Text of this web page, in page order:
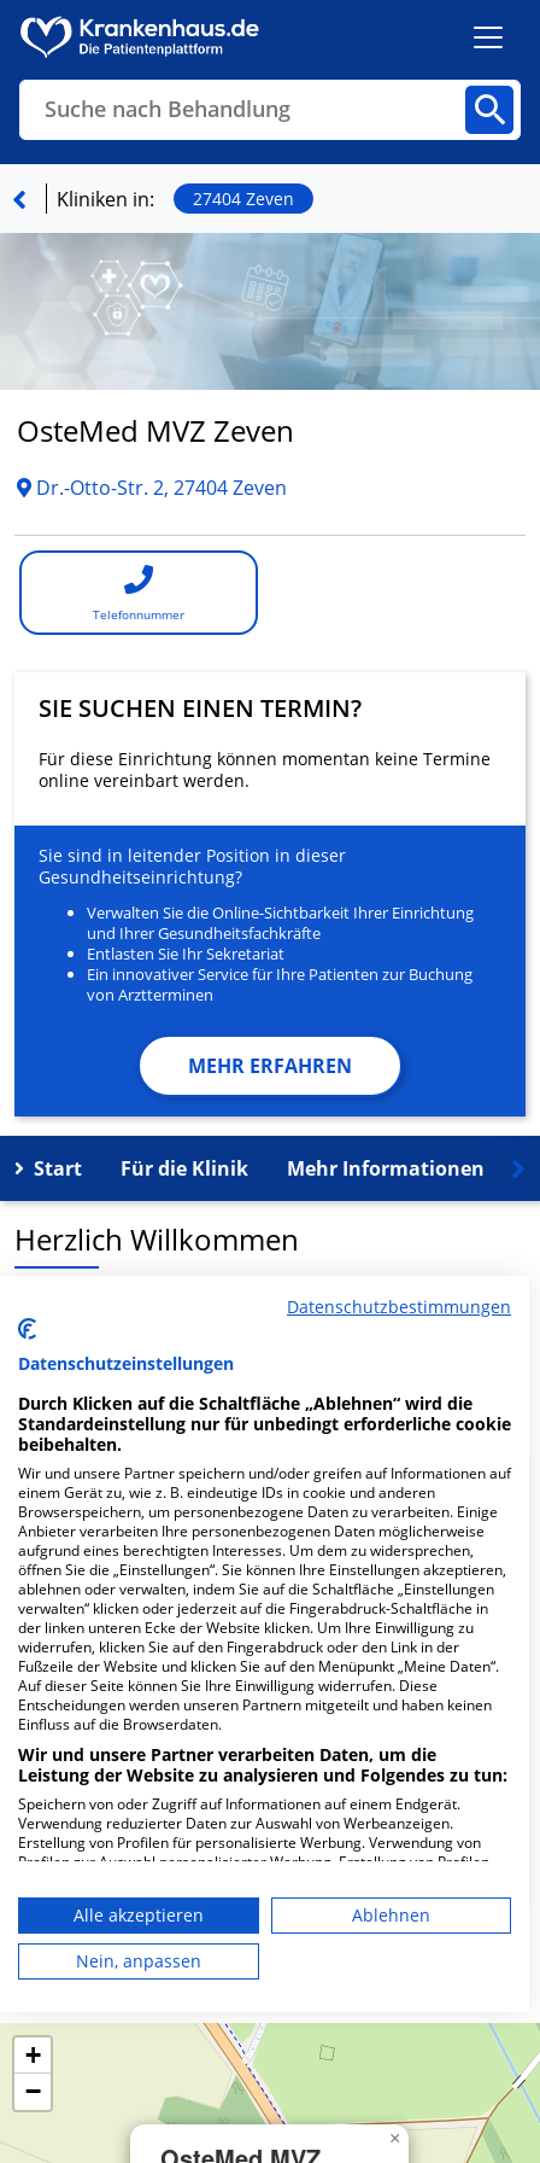
Suche nach Behandlung
Finden
Kliniken in: 27404 Zeven
OsteMed MVZ Zeven
Dr.-Otto-Str. 2, 27404 Zeven
Telefonnummer
SIE SUCHEN EINEN TERMIN?
Für diese Einrichtung können momentan keine Termine
online vereinbart werden.
Sie sind in leitender Position in dieser
Gesundheitseinrichtung?
Verwalten Sie die Online-Sichtbarkeit Ihrer Einrichtung
und Ihrer Gesundheitsfachkräfte
Entlasten Sie Ihr Sekretariat
Ein innovativer Service für Ihre Patienten zur Buchung
von Arztterminen
MEHR ERFAHREN
Start Für die Klinik Mehr Informationen
Herzlich Willkommen
OsteMed MVZ Zeven in der Dr.-Otto-Str. 2 ist ein
medizinisches Versorgungszentrum in Zeven.
Mehr Informationen
FAQ
Hier ﬁnden Sie häuﬁg gestellte Fragen zu dieser Klinik.
Wie lautet die Adresse von OsteMed MVZ
Zeven?
Dr.-Otto-Str. 2
27404 Zeven
Wie ist die Telefonnummer von OsteMed MVZ
Zeven?
Karte
×
+
−
Datenschutzbestimmungen
Datenschutzeinstellungen
Durch Klicken auf die Schaltfläche „Ablehnen“ wird die
Standardeinstellung nur für unbedingt erforderliche cookie
beibehalten.
Wir und unsere Partner speichern und/oder greifen auf Informationen auf
einem Gerät zu, wie z. B. eindeutige IDs in cookie und anderen
Browserspeichern, um personenbezogene Daten zu verarbeiten. Einige
Anbieter verarbeiten Ihre personenbezogenen Daten möglicherweise
aufgrund eines berechtigten Interesses. Um dem zu widersprechen,
öffnen Sie die „Einstellungen“. Sie können Ihre Einstellungen akzeptieren,
ablehnen oder verwalten, indem Sie auf die Schaltfläche „Einstellungen
verwalten“ klicken oder jederzeit auf die Fingerabdruck-Schaltfläche in
der linken unteren Ecke der Website klicken. Um Ihre Einwilligung zu
widerrufen, klicken Sie auf den Fingerabdruck oder den Link in der
Fußzeile der Website und klicken Sie auf den Menüpunkt „Meine Daten“.
Auf dieser Seite können Sie Ihre Einwilligung widerrufen. Diese
Entscheidungen werden unseren Partnern mitgeteilt und haben keinen
Einfluss auf die Browserdaten.
Wir und unsere Partner verarbeiten Daten, um die
Leistung der Website zu analysieren und Folgendes zu tun:
Speichern von oder Zugriff auf Informationen auf einem Endgerät.
Verwendung reduzierter Daten zur Auswahl von Werbeanzeigen.
Erstellung von Profilen für personalisierte Werbung. Verwendung von
Profilen zur Auswahl personalisierter Werbung. Erstellung von Profilen
personalisierter Inhalte. Messung der Werbeleistung. Messung der
Performance von Inhalten. Analyse von Zielgruppen durch Statistiken
oder Kombinationen von Daten aus verschiedenen Quellen. Entwicklung
und Verbesserung der Angebote. Verwendung reduzierter Daten zur
Auswahl von Inhalten.
Ihre Einwilligung und die cookie Richtlinie gelten ausschließlich für diese
Website/App.
Partnerliste anzeigen (1 IAB-Anbieter)
Wir nutzen Ihre Daten für folgende Zwecke:
IAB-Verarbeitungszwecke:
Alle akzeptieren
Ablehnen
Nein, anpassen